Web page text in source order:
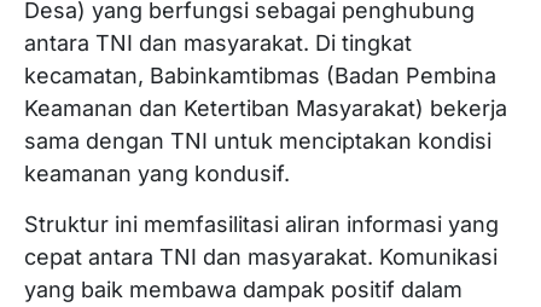
Desa) yang berfungsi sebagai penghubung
antara TNI dan masyarakat. Di tingkat
kecamatan, Babinkamtibmas (Badan Pembina
Keamanan dan Ketertiban Masyarakat) bekerja
sama dengan TNI untuk menciptakan kondisi
keamanan yang kondusif.
Struktur ini memfasilitasi aliran informasi yang
cepat antara TNI dan masyarakat. Komunikasi
yang baik membawa dampak positif dalam